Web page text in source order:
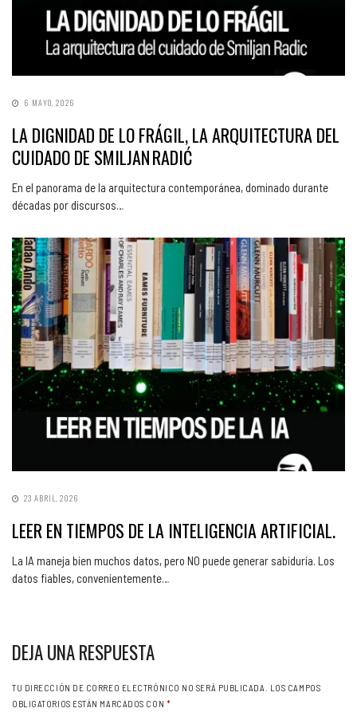
6 MAYO, 2026
LA DIGNIDAD DE LO FRÁGIL, LA ARQUITECTURA DEL
CUIDADO DE SMILJAN RADIĆ
En el panorama de la arquitectura contemporánea, dominado durante
décadas por discursos…
23 ABRIL, 2026
LEER EN TIEMPOS DE LA INTELIGENCIA ARTIFICIAL.
La IA maneja bien muchos datos, pero NO puede generar sabiduría. Los
datos fiables, convenientemente…
DEJA UNA RESPUESTA
TU DIRECCIÓN DE CORREO ELECTRÓNICO NO SERÁ PUBLICADA.
LOS CAMPOS
OBLIGATORIOS ESTÁN MARCADOS CON *